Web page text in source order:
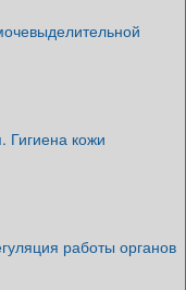
Гигиена кожи
работы органов